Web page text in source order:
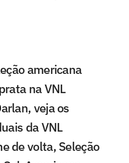
americana
na VNL
veja os
da VNL
de volta, Seleção